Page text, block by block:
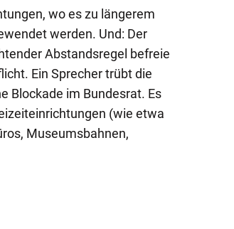
wo es zu längerem
werden. Und: Der
Abstandsregel befreie
Ein Sprecher trübt die
Blockade im Bundesrat. Es
(wie etwa
Museumsbahnen,